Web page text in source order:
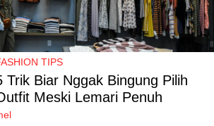
TIPS
Trik Biar Nggak Bingung Pilih
Meski Lemari Penuh